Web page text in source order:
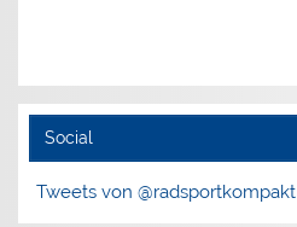
Social
Tweets von @radsportkompakt